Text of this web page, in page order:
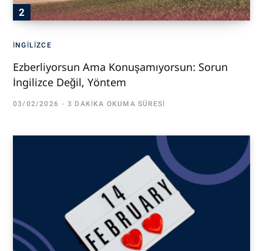
İNGILIZCE
Ezberliyorsun Ama Konuşamıyorsun: Sorun
İngilizce Değil, Yöntem
03/02/2026 3 DAKIKA OKUMA SÜRESI